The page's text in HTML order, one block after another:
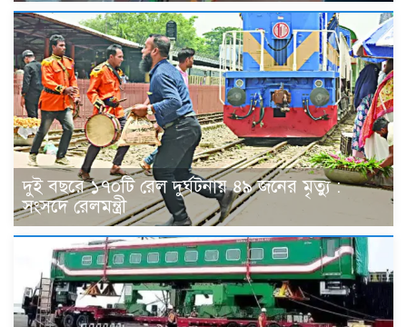
দুই বছরে ১৭০টি রেল দুর্ঘটনায় ৪৯ জনের মৃত্যু :
সংসদে রেলমন্ত্রী